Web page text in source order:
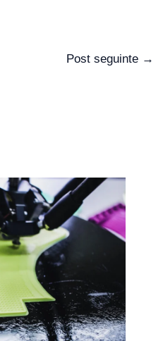
Post seguinte →